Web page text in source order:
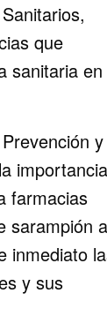
que
sanitaria
y
importancia
farmacias
sarampión
inmediato
y sus